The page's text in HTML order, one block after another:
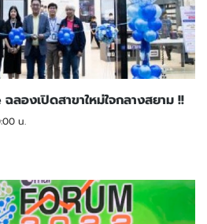
ลองเปิดสาขาใหม่ใจกลางสยาม !!
น.